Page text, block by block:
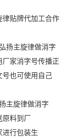
贴牌代加工合作
主旋律做消字
家消字号传播正
也可使用自己
旋律做消字
料到厂
行包装生